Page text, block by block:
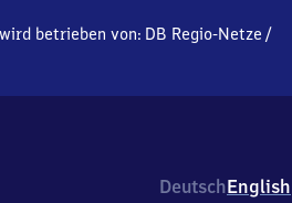
betrieben von: DB Regio-Netze /
DeutschEnglish